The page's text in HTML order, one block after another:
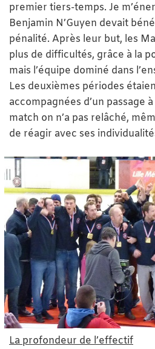
premier tiers-temps. Je
Benjamin N’Guyen devait
pénalité. Après leur but, les
plus de difficultés, grâce à la
mais l’équipe dominé dans
Les deuxièmes périodes
accompagnées d’un passage
match on n’a pas relâché,
de réagir avec ses
La profondeur de l’effectif